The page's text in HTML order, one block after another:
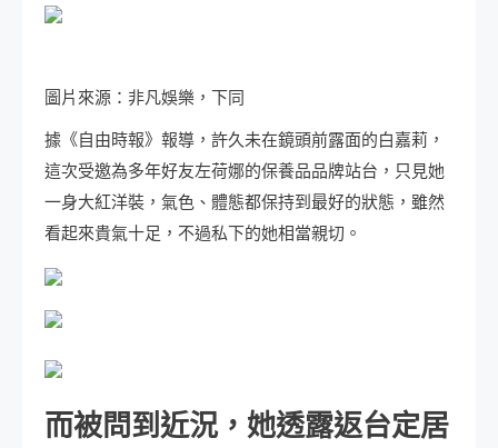
圖片來源：非凡娛樂，下同
據《自由時報》報導，許久未在鏡頭前露面的白嘉莉，
這次受邀為多年好友左荷娜的保養品品牌站台，只見她
一身大紅洋裝，氣色、體態都保持到最好的狀態，雖然
看起來貴氣十足，不過私下的她相當親切。
而被問到近況，她透露返台定居